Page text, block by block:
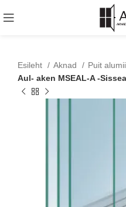
Esileht Aknad
Puit
Aul- aken MSEAL-A -